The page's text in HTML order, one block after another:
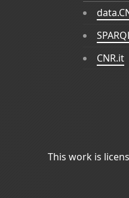
CNR.it
This work is